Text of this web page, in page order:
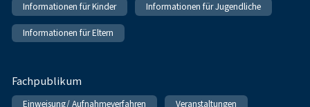
Informationen für Kinder Informationen für Jugendliche
Informationen für Eltern
Fachpublikum
Einweisung/ Aufnahmeverfahren Veranstaltungen